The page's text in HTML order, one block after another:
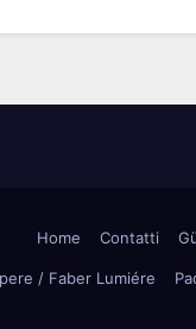
Home Contatti
/ Faber Lumiére